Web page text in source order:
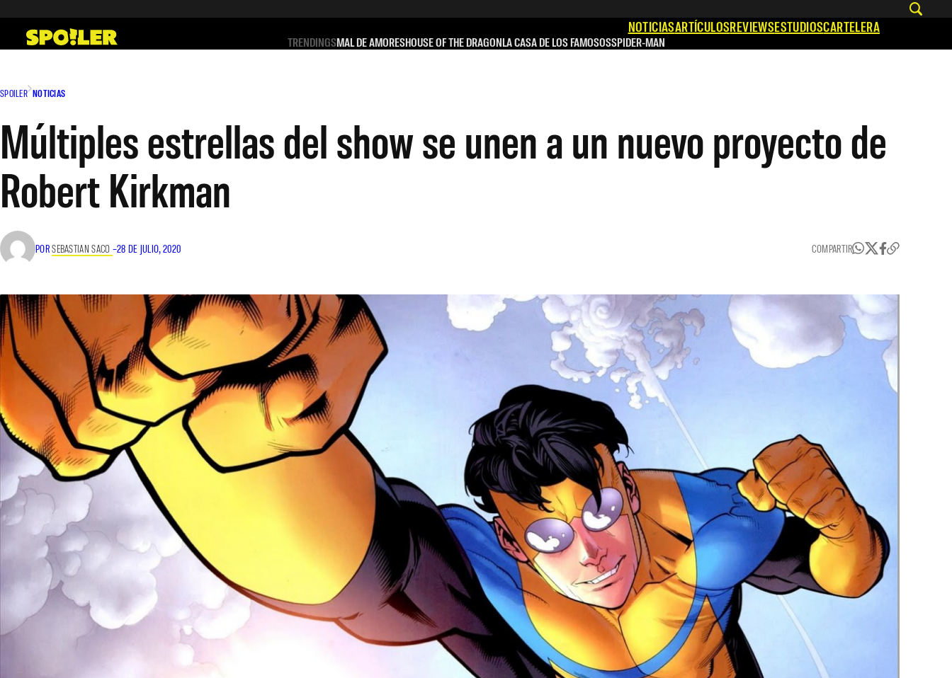
contenido
NOTICIASARTÍCULOSREVIEWSESTUDIOSCARTELERA
TRENDINGSMAL DE AMORESHOUSE OF THE DRAGONLA CASA DE LOS FAMOSOSSPIDER-MAN
SPOILER NOTICIAS
Múltiples estrellas del show se unen a un nuevo proyecto de
Robert Kirkman
PORSEBASTIAN SACO –28 DE JULIO, 2020 COMPARTIR